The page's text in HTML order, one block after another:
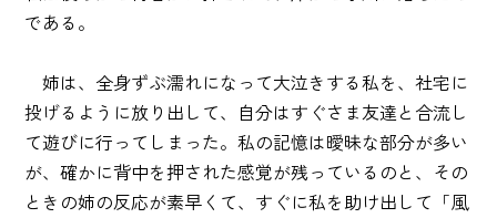
である。
姉は、全身ずぶ濡れになって大泣きする私を、社宅に
投げるように放り出して、自分はすぐさま友達と合流し
て遊びに行ってしまった。私の記憶は曖昧な部分が多い
が、確かに背中を押された感覚が残っているのと、その
ときの姉の反応が素早くて、すぐに私を助け出して「風